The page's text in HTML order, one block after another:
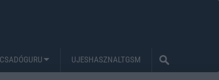
UJESHASZNALTGSM